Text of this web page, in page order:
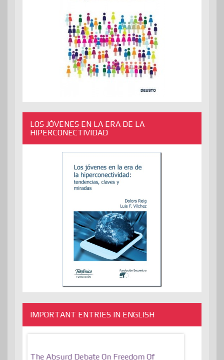
LOS JÓVENES EN LA ERA DE LA
HIPERCONECTIVIDAD
IMPORTANT ENTRIES IN ENGLISH
The Absurd Debate On Freedom Of